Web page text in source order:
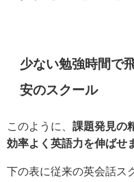
少ない勉強時間で
安のスクール
このように、 課題発見の
効率よく英語力を伸ばせ
下の表に従来の英会話ス